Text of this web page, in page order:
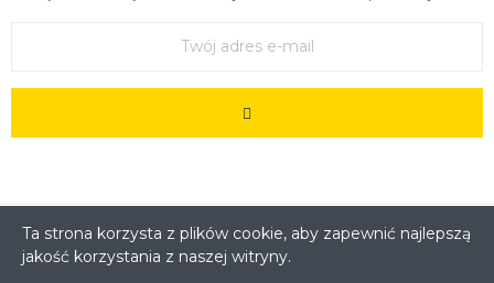
Copyright © 2022. All Rights Reserved - Feedersklep Sp. z
Ta strona korzysta z plików cookie, aby zapewnić najlepszą
jakość korzystania z naszej witryny.